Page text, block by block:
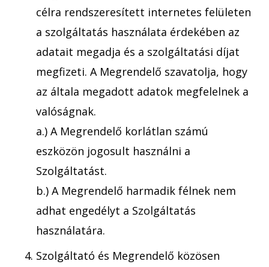
célra rendszeresített internetes felületen
a szolgáltatás használata érdekében az
adatait megadja és a szolgáltatási díjat
megfizeti. A Megrendelő szavatolja, hogy
az általa megadott adatok megfelelnek a
valóságnak.
a.) A Megrendelő korlátlan számú
eszközön jogosult használni a
Szolgáltatást.
b.) A Megrendelő harmadik félnek nem
adhat engedélyt a Szolgáltatás
használatára.
Szolgáltató és Megrendelő közösen